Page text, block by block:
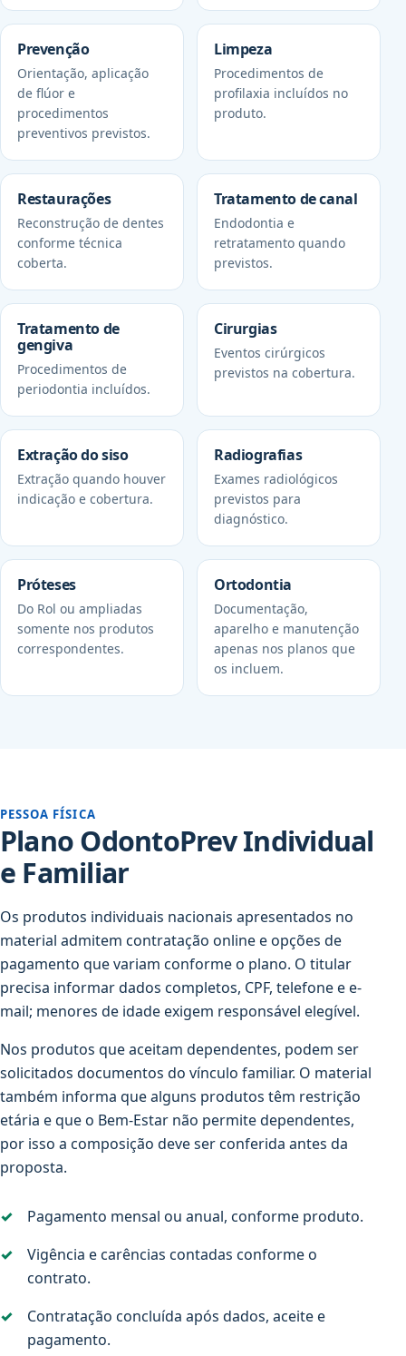
Prevenção
Orientação, aplicação
de flúor e
procedimentos
preventivos previstos.
Limpeza
Procedimentos de
profilaxia incluídos no
produto.
Restaurações
Reconstrução de dentes
conforme técnica
coberta.
Tratamento de canal
Endodontia e
retratamento quando
previstos.
Tratamento de
gengiva
Procedimentos de
periodontia incluídos.
Cirurgias
Eventos cirúrgicos
previstos na cobertura.
Extração do siso
Extração quando houver
indicação e cobertura.
Radiografias
Exames radiológicos
previstos para
diagnóstico.
Próteses
Do Rol ou ampliadas
somente nos produtos
correspondentes.
Ortodontia
Documentação,
aparelho e manutenção
apenas nos planos que
os incluem.
PESSOA FÍSICA
Plano OdontoPrev Individual
e Familiar
Os produtos individuais nacionais apresentados no
material admitem contratação online e opções de
pagamento que variam conforme o plano. O titular
precisa informar dados completos, CPF, telefone e e-
mail; menores de idade exigem responsável elegível.
Nos produtos que aceitam dependentes, podem ser
solicitados documentos do vínculo familiar. O material
também informa que alguns produtos têm restrição
etária e que o Bem-Estar não permite dependentes,
por isso a composição deve ser conferida antes da
proposta.
Pagamento mensal ou anual, conforme produto.
Vigência e carências contadas conforme o
contrato.
Contratação concluída após dados, aceite e
pagamento.